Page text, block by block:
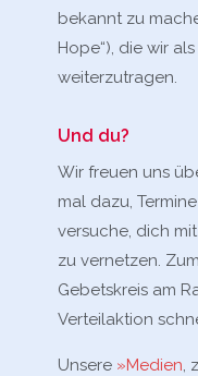
bekannt zu
Hope“), die wir
weiterzutragen.
Und du?
Wir freuen uns
mal dazu,
versuche, dich
zu vernetzen.
Gebetskreis am
Verteilaktion
Unsere »Medien,